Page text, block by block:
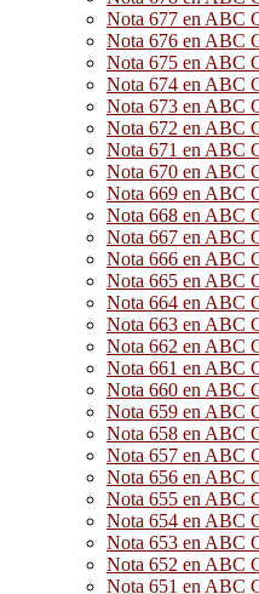
Nota 677 en ABC
Nota 676 en ABC
Nota 675 en ABC
Nota 674 en ABC
Nota 673 en ABC
Nota 672 en ABC
Nota 671 en ABC
Nota 670 en ABC
Nota 669 en ABC
Nota 668 en ABC
Nota 667 en ABC
Nota 666 en ABC
Nota 665 en ABC
Nota 664 en ABC
Nota 663 en ABC
Nota 662 en ABC
Nota 661 en ABC
Nota 660 en ABC
Nota 659 en ABC
Nota 658 en ABC
Nota 657 en ABC
Nota 656 en ABC
Nota 655 en ABC
Nota 654 en ABC
Nota 653 en ABC
Nota 652 en ABC
Nota 651 en ABC